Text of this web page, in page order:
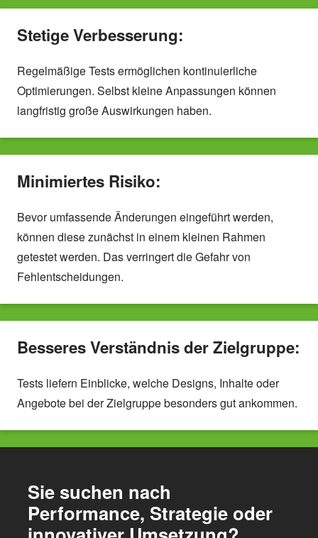
Stetige Verbesserung:
Regelmäßige Tests ermöglichen kontinuierliche
Optimierungen. Selbst kleine Anpassungen können
langfristig große Auswirkungen haben.
Minimiertes Risiko:
Bevor umfassende Änderungen eingeführt werden,
können diese zunächst in einem kleinen Rahmen
getestet werden. Das verringert die Gefahr von
Fehlentscheidungen.
Besseres Verständnis der Zielgruppe:
Tests liefern Einblicke, welche Designs, Inhalte oder
Angebote bei der Zielgruppe besonders gut ankommen.
Sie suchen nach
Performance, Strategie oder